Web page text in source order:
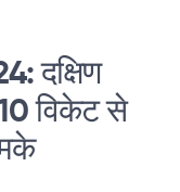
दक्षिण
विकेट से